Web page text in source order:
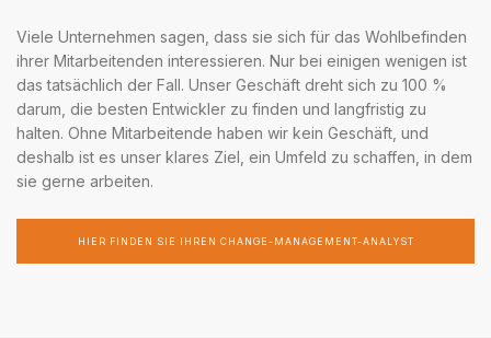
Viele Unternehmen sagen, dass sie sich für das Wohlbefinden
ihrer Mitarbeitenden interessieren. Nur bei einigen wenigen ist
das tatsächlich der Fall. Unser Geschäft dreht sich zu 100 %
darum, die besten Entwickler zu finden und langfristig zu
halten. Ohne Mitarbeitende haben wir kein Geschäft, und
deshalb ist es unser klares Ziel, ein Umfeld zu schaffen, in dem
sie gerne arbeiten.
HIER FINDEN SIE IHREN CHANGE-MANAGEMENT-ANALYST